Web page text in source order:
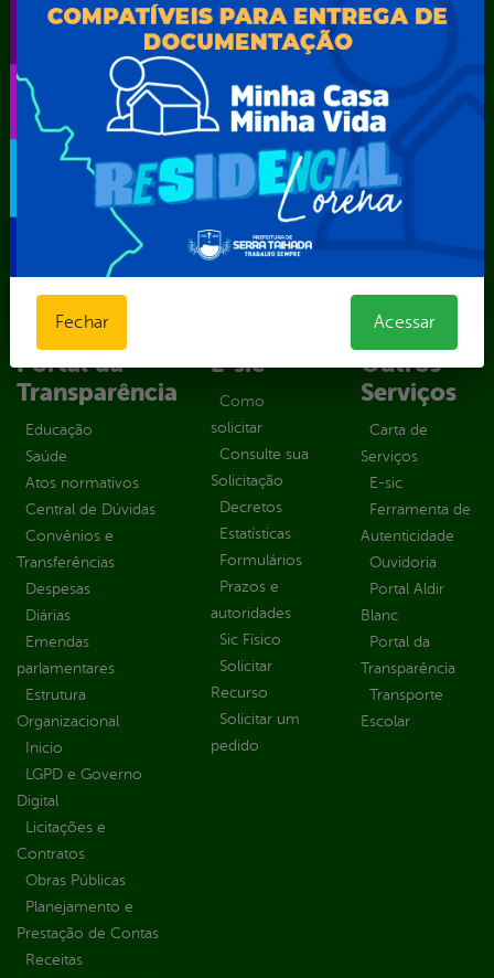
Secretaria Municipal de Educação – SEST
Secretaria Municipal de Esporte e Lazer – SEMEL
Secretaria Municipal de Finanças – SECFIN
Secretaria Municipal de Governo – SEGOV
Secretaria Municipal de Meio Ambiente – SEMA
Secretaria Municipal de Planejamento e Gestão – SEPLAG
Secretaria Municipal de Relações Institucionais – SEMRI
Secretaria Municipal de Saúde – SMS
Secretaria Municipal de Serviços Públicos – SEMUSP
Superintendência de Trânsito e Transportes de Serra
Transparência, Fiscalização e Controle
Portal da
Transparência
Educação
Saúde
Atos normativos
Central de Dúvidas
Convênios e
Transferências
Despesas
Diárias
Emendas
parlamentares
Estrutura
Organizacional
Inicio
LGPD e Governo
Digital
Licitações e
Contratos
Obras Públicas
Planejamento e
Prestação de Contas
Receitas
E-sic
Como
solicitar
Consulte sua
Solicitação
Decretos
Estatísticas
Formulários
Prazos e
autoridades
Sic Físico
Solicitar
Recurso
Solicitar um
pedido
Outros
Serviços
Carta de
Serviços
E-sic
Ferramenta de
Autenticidade
Ouvidoria
Portal Aldir
Blanc
Portal da
Transparência
Transporte
Escolar
Fechar Acessar